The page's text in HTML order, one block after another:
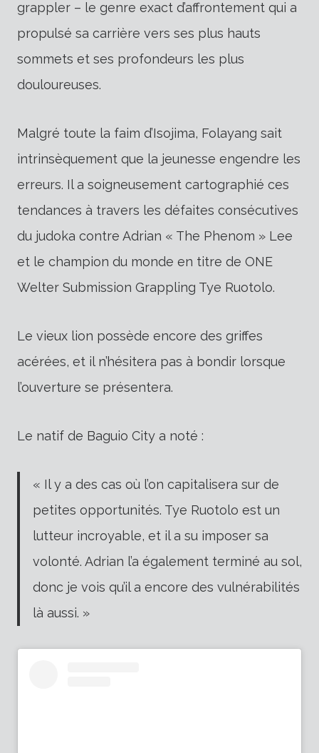
grappler – le genre exact d’affrontement qui a
propulsé sa carrière vers ses plus hauts
sommets et ses profondeurs les plus
douloureuses.
Malgré toute la faim d’Isojima, Folayang sait
intrinsèquement que la jeunesse engendre les
erreurs. Il a soigneusement cartographié ces
tendances à travers les défaites consécutives
du judoka contre Adrian « The Phenom » Lee
et le champion du monde en titre de ONE
Welter Submission Grappling Tye Ruotolo.
Le vieux lion possède encore des griffes
acérées, et il n’hésitera pas à bondir lorsque
l’ouverture se présentera.
Le natif de Baguio City a noté :
« Il y a des cas où l’on capitalisera sur de
petites opportunités. Tye Ruotolo est un
lutteur incroyable, et il a su imposer sa
volonté. Adrian l’a également terminé au sol,
donc je vois qu’il a encore des vulnérabilités
là aussi. »